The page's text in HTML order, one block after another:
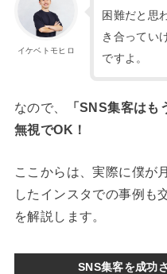
イケベトモヒロ
困難だと思
き合ってい
ですよ。
なので、
「SNS集客は
無視でOK！
ここからは、実際に僕が
したインスタでの事例も
を解説します。
SNS集客を成功